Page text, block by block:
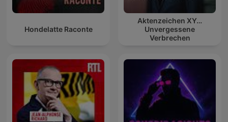
Hondelatte Raconte
Aktenzeichen XY…
Unvergessene
Verbrechen